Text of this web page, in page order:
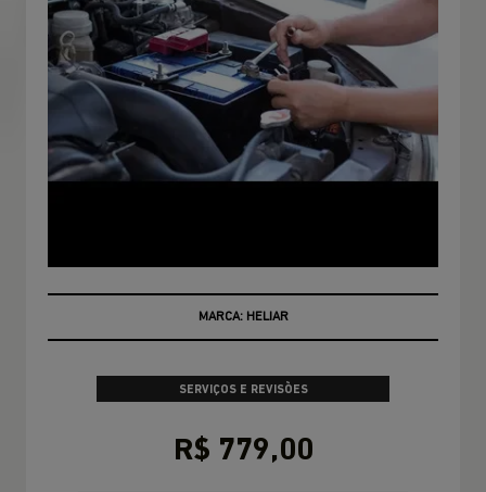
CONSULTE CONDIÇÕES
SERVIÇOS E REVISÕES
R$ 779,00